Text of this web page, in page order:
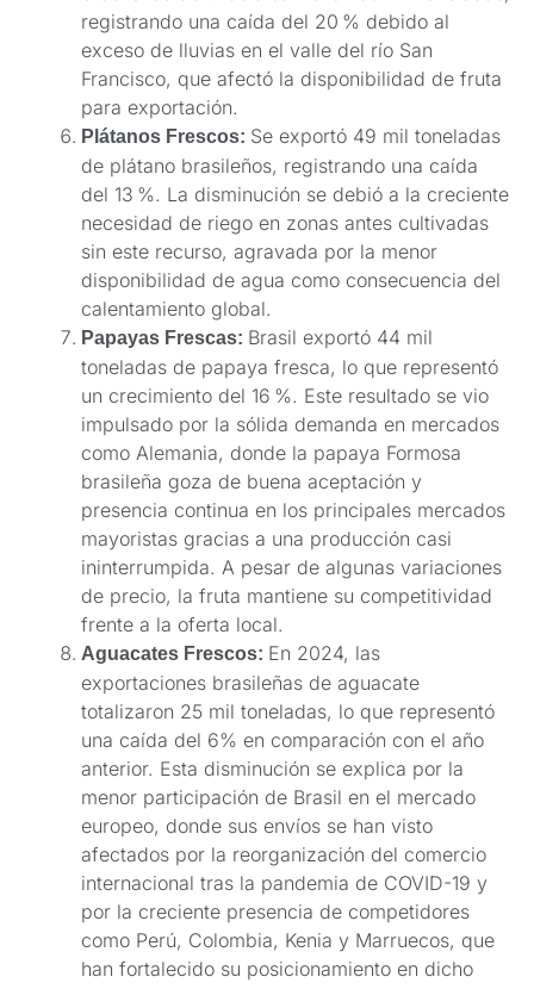
registrando una caída del 20 % debido al
exceso de lluvias en el valle del río San
Francisco, que afectó la disponibilidad de fruta
para exportación.
Plátanos Frescos: Se exportó 49 mil toneladas
de plátano brasileños, registrando una caída
del 13 %. La disminución se debió a la creciente
necesidad de riego en zonas antes cultivadas
sin este recurso, agravada por la menor
disponibilidad de agua como consecuencia del
calentamiento global.
Papayas Frescas: Brasil exportó 44 mil
toneladas de papaya fresca, lo que representó
un crecimiento del 16 %. Este resultado se vio
impulsado por la sólida demanda en mercados
como Alemania, donde la papaya Formosa
brasileña goza de buena aceptación y
presencia continua en los principales mercados
mayoristas gracias a una producción casi
ininterrumpida. A pesar de algunas variaciones
de precio, la fruta mantiene su competitividad
frente a la oferta local.
Aguacates Frescos: En 2024, las
exportaciones brasileñas de aguacate
totalizaron 25 mil toneladas, lo que representó
una caída del 6% en comparación con el año
anterior. Esta disminución se explica por la
menor participación de Brasil en el mercado
europeo, donde sus envíos se han visto
afectados por la reorganización del comercio
internacional tras la pandemia de COVID-19 y
por la creciente presencia de competidores
como Perú, Colombia, Kenia y Marruecos, que
han fortalecido su posicionamiento en dicho